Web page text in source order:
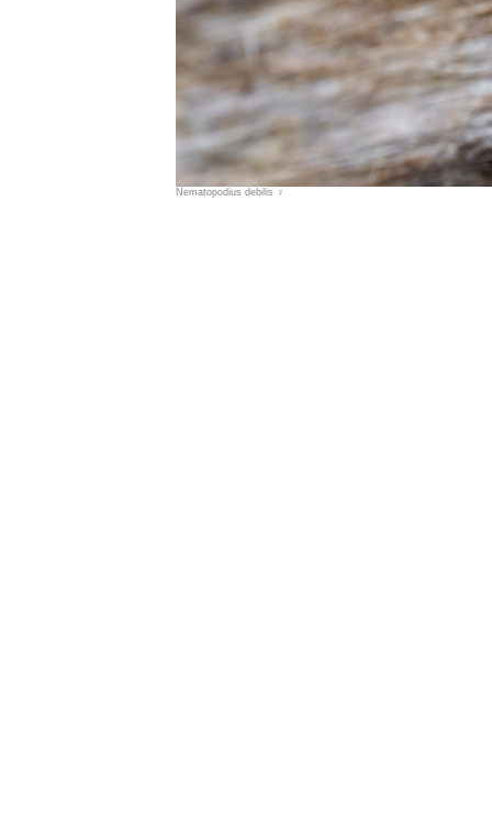
Nematopodius debilis ♀